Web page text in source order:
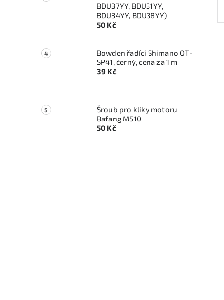
BDU37YY, BDU31YY,
BDU34YY, BDU38YY)
50 Kč
Bowden řadící Shimano OT-
SP41, černý, cena za 1 m
39 Kč
Šroub pro kliky motoru
Bafang M510
50 Kč